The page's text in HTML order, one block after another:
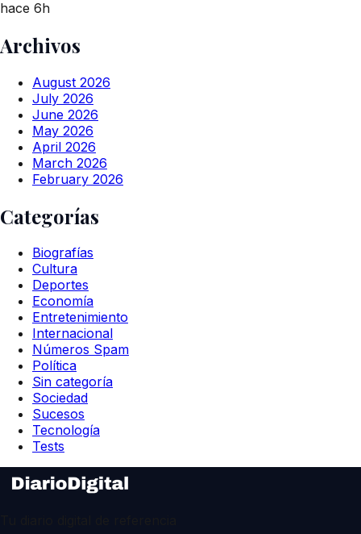
hace 6h
Archivos
August 2026
July 2026
June 2026
May 2026
April 2026
March 2026
February 2026
Categorías
Biografías
Cultura
Deportes
Economía
Entretenimiento
Internacional
Números Spam
Política
Sin categoría
Sociedad
Sucesos
Tecnología
Tests